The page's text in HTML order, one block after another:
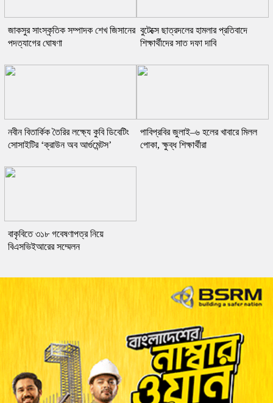
জাকসুর সাংস্কৃতিক সম্পাদক শেখ জিসানের
পদত্যাগের ঘোষণা
বুটেক্সে ছাত্রদলের হামলার প্রতিবাদে
শিক্ষার্থীদের সাত দফা দাবি
নবীন বিতার্কিক তৈরির লক্ষ্যে কুবি ডিবেটিং
সোসাইটির ‘ক্রাউন অব আর্গুমেন্টস’
পাবিপ্রবির জুলাই–৬ হলের খাবারে মিলল
পোকা, ক্ষুব্ধ শিক্ষার্থীরা
বাকৃবিতে ৩১৮ গবেষণাপত্র নিয়ে
বিএসভিইআরের সম্মেলন